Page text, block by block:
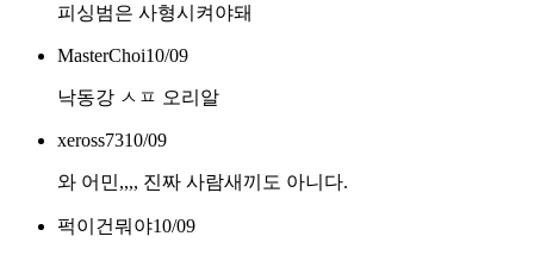
피싱범은 사형시켜야돼
MasterChoi10/09
낙동강 ㅅㅍ 오리알
xeross7310/09
와 어민,,,, 진짜 사람새끼도 아니다.
퍽이건뭐야10/09